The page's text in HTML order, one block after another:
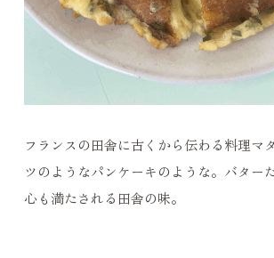
フランスの田舎に古くから伝わる料理マ
ツのようなパンケーキのような。バター
心も満たされる田舎の味。